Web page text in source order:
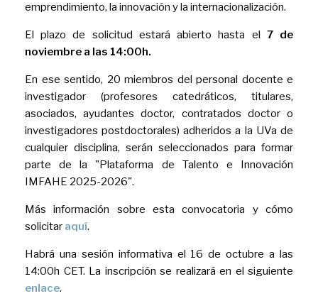
emprendimiento, la innovación y la internacionalización.
El plazo de solicitud estará abierto hasta el 7 de
noviembre a las 14:00h.
En ese sentido, 20 miembros del personal docente e
investigador (profesores catedráticos, titulares,
asociados, ayudantes doctor, contratados doctor o
investigadores postdoctorales) adheridos a la UVa de
cualquier disciplina, serán seleccionados para formar
parte de la "Plataforma de Talento e Innovación
IMFAHE 2025-2026".
Más información sobre esta convocatoria y cómo
solicitar aquí.
Habrá una sesión informativa el 16 de octubre a las
14:00h CET. La inscripción se realizará en el siguiente
enlace.